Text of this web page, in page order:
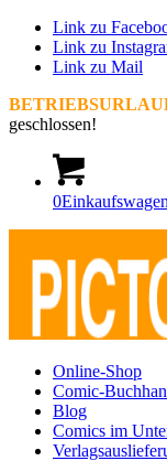
Link zu
Link zu
Link zu Mail
geschlossen!
0Einkaufswagen
Online-Shop
Comic-
Blog
Comics im